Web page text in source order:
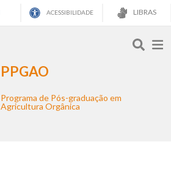
ACESSIBILIDADE LIBRAS
PPGAO
Programa de Pós-graduação em
Agricultura Orgânica